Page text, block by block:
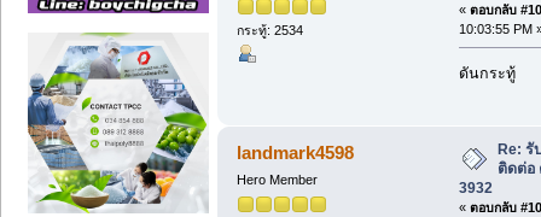
กระทู้: 2534
« ตอบกลับ
10:03:55 PM
ดันกระทู้
landmark4598
Hero Member
Re: รั
ติดต่อ
3932
« ตอบกลับ